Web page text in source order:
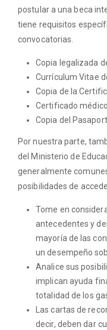
postular a una beca
tiene requisitos
convocatorias.
Copia legalizada
Currículum Vitae
Copia de la
Certificado
Copia del
Por nuestra parte,
del Ministerio de
generalmente
posibilidades de
Tome en
antecedentes y
mayoría de las
un desempeño
Analice sus
implican ayuda
totalidad de los
Las cartas de
decir, deben dar